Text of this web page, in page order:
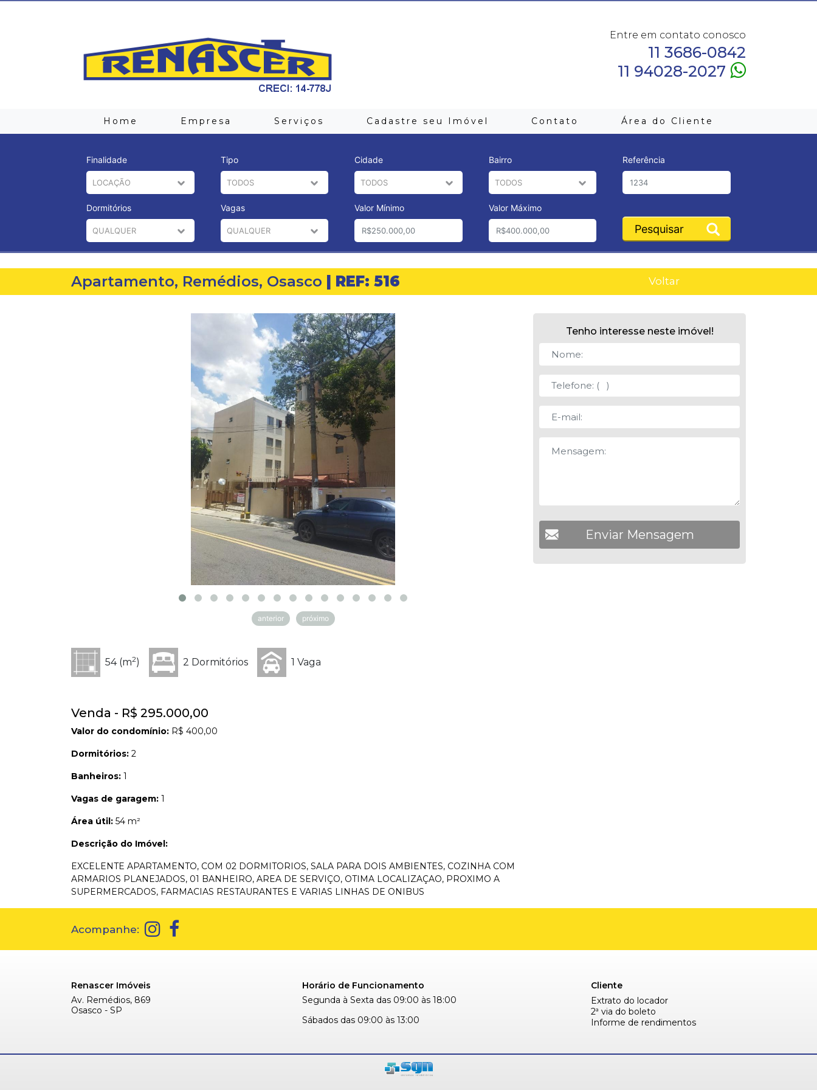
Entre em contato conosco
11 3686-0842
11 94028-2027
Home Empresa Serviços Cadastre seu Imóvel Contato Área do Cliente
Finalidade Tipo Cidade Bairro Referência
Dormitórios Vagas Valor Mínimo Valor Máximo
Apartamento, Remédios, Osasco | REF: 516 Voltar
anterior próximo
54 (m2) 2 Dormitórios 1 Vaga
Venda - R$ 295.000,00
Valor do condomínio: R$ 400,00
Dormitórios: 2
Banheiros: 1
Vagas de garagem: 1
Área útil: 54 m²
Descrição do Imóvel:
EXCELENTE APARTAMENTO, COM 02 DORMITORIOS, SALA PARA DOIS AMBIENTES, COZINHA COM
ARMARIOS PLANEJADOS, 01 BANHEIRO, AREA DE SERVIÇO, OTIMA LOCALIZAÇAO, PROXIMO A
SUPERMERCADOS, FARMACIAS RESTAURANTES E VARIAS LINHAS DE ONIBUS
Tenho interesse neste imóvel!
Acompanhe:
Renascer Imóveis
Av. Remédios, 869
Osasco - SP
Horário de Funcionamento
Segunda à Sexta das 09:00 às 18:00
Sábados das 09:00 às 13:00
Cliente
Extrato do locador
2ª via do boleto
Informe de rendimentos